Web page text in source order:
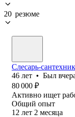
20 резюме
Слесарь-сантехник
46 лет • Был
80 000 ₽
Активно ищет
Общий опыт
12 лет 2 месяца